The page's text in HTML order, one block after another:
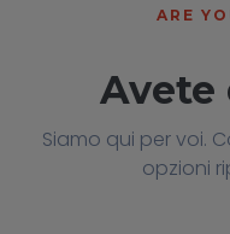
ARE
Avete
Siamo qui per voi.
opzioni